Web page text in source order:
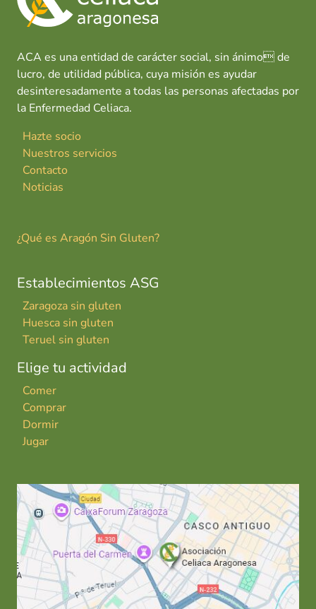
ACA es una entidad de carácter social, sin ánimo de
lucro, de utilidad pública, cuya misión es ayudar
desinteresadamente a todas las personas afectadas por
la Enfermedad Celiaca.
Hazte socio
Nuestros servicios
Contacto
Noticias
¿Qué es Aragón Sin Gluten?
Establecimientos ASG
Zaragoza sin gluten
Huesca sin gluten
Teruel sin gluten
Elige tu actividad
Comer
Comprar
Dormir
Jugar